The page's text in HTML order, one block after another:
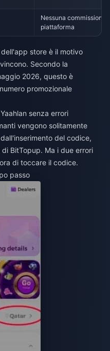
Nessuna commissione
piattaforma
store è il motivo
Secondo la
2026, questo è
promozionale
senza errori
vengono solitamente
dall'inserimento del codice,
BitTopup. Ma i due errori
di toccare il codice.
passo